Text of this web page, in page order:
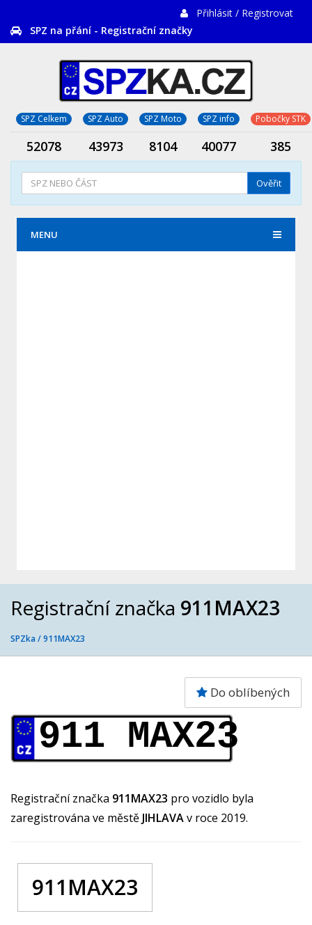
Přihlásit / Registrovat
SPZ na přání - Registrační značky
SPZ Celkem SPZ Auto SPZ Moto SPZ info Pobočky STK
52078 43973 8104 40077 385
Ověřit
MENU
Registrační značka 911MAX23
SPZka /911MAX23
Do oblíbených
911 MAX23
Registrační značka 911MAX23 pro vozidlo byla
zaregistrována ve městě JIHLAVAv roce 2019.
911MAX23